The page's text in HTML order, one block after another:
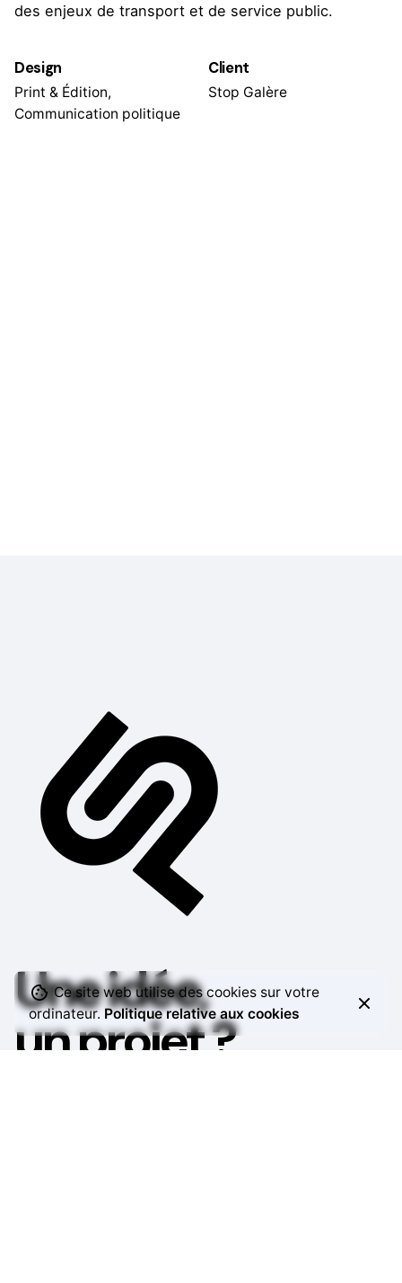
des enjeux de transport et de service public.
Design
Print & Édition,
Communication politique
Client
Stop Galère
Une idée,
un projet ?
Ce site web utilise des cookies sur votre
ordinateur. Politique relative aux cookies